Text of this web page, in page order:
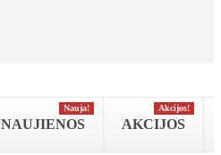
NAUJIENOS
Nauja!
AKCIJOS
Аkcijos!